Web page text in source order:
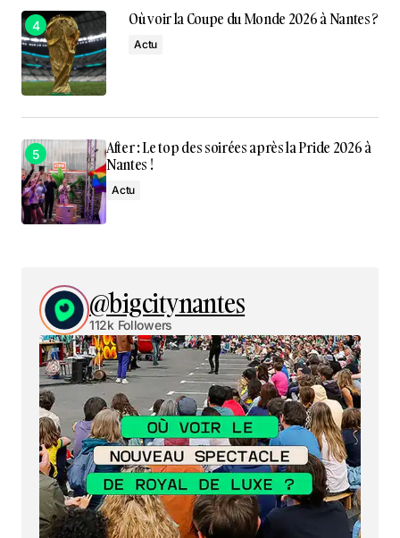
Où voir la Coupe du Monde 2026 à Nantes ?
Actu
After : Le top des soirées après la Pride 2026 à
Nantes !
Actu
@bigcitynantes
112k Followers